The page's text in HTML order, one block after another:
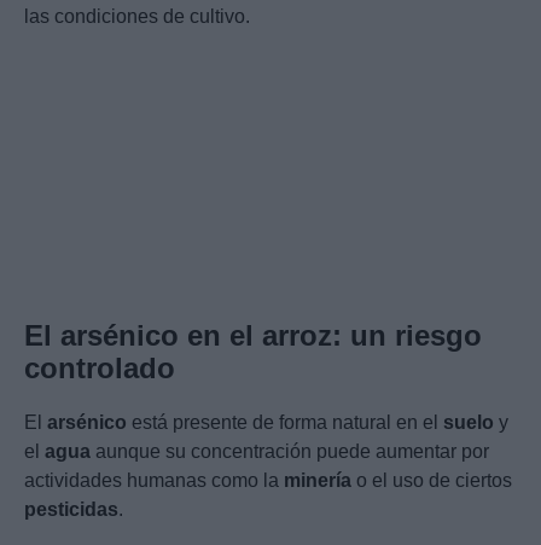
las condiciones de cultivo.
El arsénico en el arroz: un riesgo
controlado
El arsénico está presente de forma natural en el suelo y
el agua aunque su concentración puede aumentar por
actividades humanas como la minería o el uso de ciertos
pesticidas.